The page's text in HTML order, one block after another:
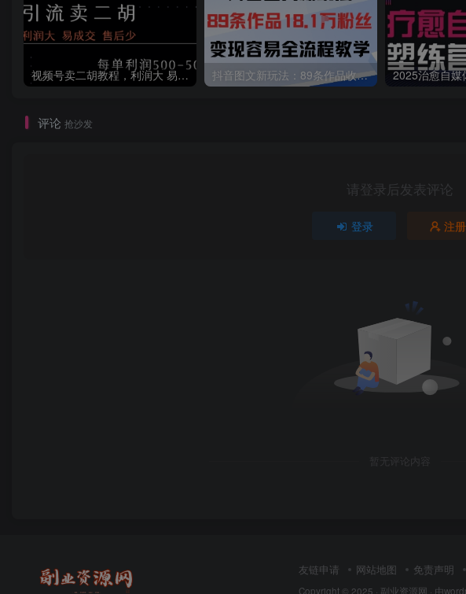
视频号卖二胡教程，利润大 易成交 售后少，一单利润5张+ 抖音图文新玩法：89条作品收获18.1W粉丝，变现容易全流程教学
评论 抢沙发
请登录后发表评论
登录 注册
暂无评论内容
友链申请 网站地图 免责声明
Copyright © 2025 · 副业资源网 · 由